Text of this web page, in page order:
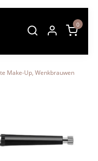
0
Make-Up, Wenkbrauwen